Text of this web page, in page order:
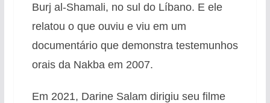
Burj al-Shamali, no sul do Líbano. E ele
relatou o que ouviu e viu em um
documentário que demonstra testemunhos
orais da Nakba em 2007.
Em 2021, Darine Salam dirigiu seu filme